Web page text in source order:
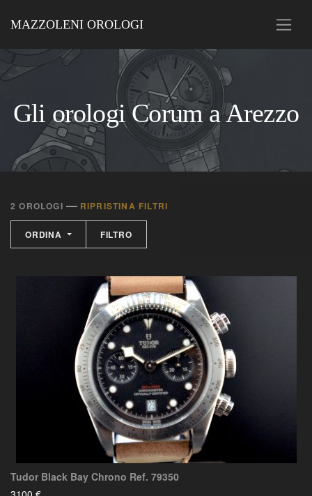
MAZZOLENI OROLOGI
Gli orologi Corum a Arezzo
2 OROLOGI — RIPRISTINA FILTRI
ORDINA FILTRO
Tudor Black Bay Chrono Ref. 79350